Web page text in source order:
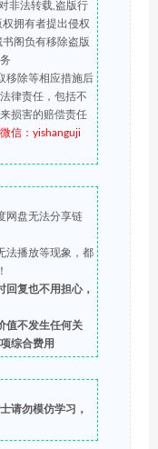
非法转载,盗版行
拥有者提出侵权
阁负有移除盗版
移除等相应措施后
律责任，包括不
损害的赔偿责任
信：yishanguji
网盘无法分享链
法播放等现象，都
回复也不用担心，
值不发生任何关
综合费用
请勿模仿学习，